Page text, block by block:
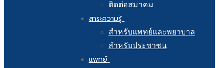
ติดต่อสมาคม
สาระความรู้
สำหรับแพทย์และพยาบาล
สำหรับประชาชน
แพทย์